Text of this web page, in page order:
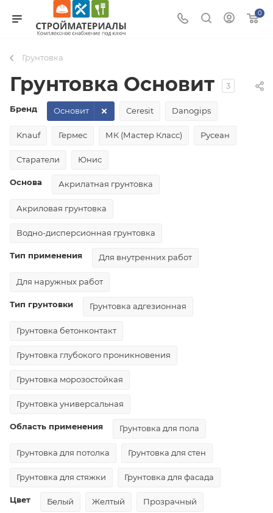
0
Грунтовка
Грунтовка Основит 3
Бренд Ceresit Danogips
Knauf Гермес МК (Мастер Класс)
Основит
Русеан
Старатели Юнис
Основа Акрилатная грунтовка
Акриловая грунтовка
Водно-дисперсионная грунтовка
Тип применения Для внутренних работ
Для наружных работ
Тип грунтовки Грунтовка адгезионная
Грунтовка бетонконтакт
Грунтовка глубокого проникновения
Грунтовка морозостойкая
Грунтовка универсальная
Область применения Грунтовка для пола
Грунтовка для потолка Грунтовка для стен
Грунтовка для стяжки Грунтовка для фасада
Цвет Белый Желтый Прозрачный